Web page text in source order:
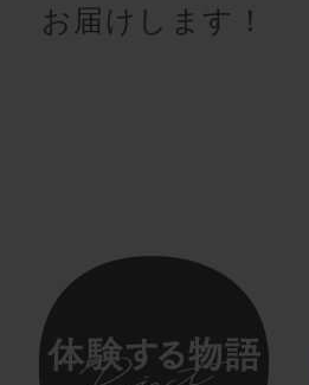
お届けします！